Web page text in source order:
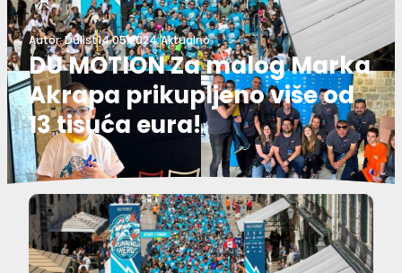
Autor:Dulist14.05.2024.Aktualno
DU MOTION Za malog Marka
Akrapa prikupljeno više od
13 tisuća eura!